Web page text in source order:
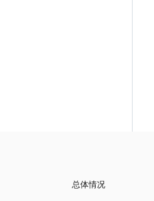
总体情况